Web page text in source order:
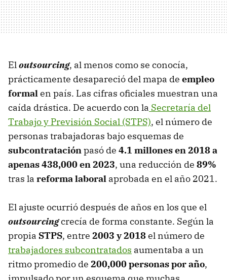
Eloutsourcing, al menos como se conocía,
prácticamente desapareció del mapa de empleo
formalen país. Las cifras oficiales muestran una
caída drástica. De acuerdo con la Secretaría del
Trabajo y Previsión Social (STPS), el número de
personas trabajadoras bajo esquemas de
subcontrataciónpasó de 4.1 millones en 2018 a
apenas 438,000 en 2023, una reducción de 89%
tras la reforma laboral aprobada en el año 2021.
El ajuste ocurrió después de años en los que el
outsourcingcrecía de forma constante. Según la
propia STPS, entre 2003 y 2018el número de
trabajadores subcontratados aumentaba a un
ritmo promedio de 200,000 personas por año,